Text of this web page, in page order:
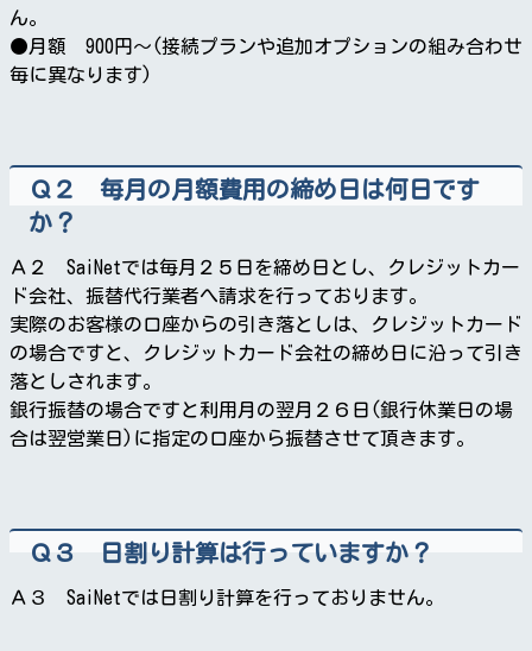
ん。
●月額 900円～(接続プランや追加オプションの組み合わせ
毎に異なります)
Ｑ２ 毎月の月額費用の締め日は何日です
か？
Ａ２ SaiNetでは毎月２５日を締め日とし、クレジットカー
ド会社、振替代行業者へ請求を行っております。
実際のお客様の口座からの引き落としは、クレジットカード
の場合ですと、クレジットカード会社の締め日に沿って引き
落としされます。
銀行振替の場合ですと利用月の翌月２６日(銀行休業日の場
合は翌営業日)に指定の口座から振替させて頂きます。
Ｑ３ 日割り計算は行っていますか？
Ａ３ SaiNetでは日割り計算を行っておりません。